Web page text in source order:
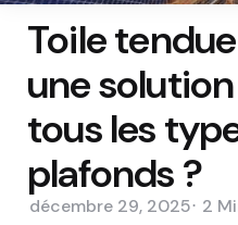
Toile
une
tous les
plafonds ?
décembre 29, 2025 2